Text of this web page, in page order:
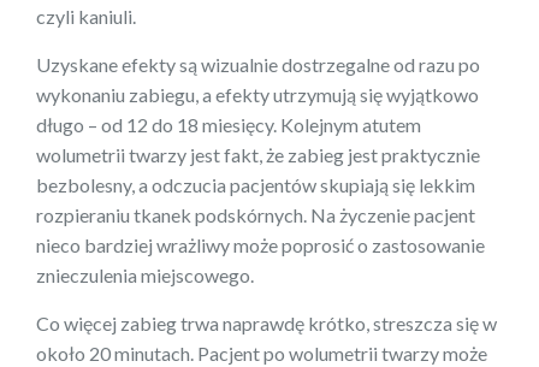
czyli kaniuli.
Uzyskane efekty są wizualnie dostrzegalne od razu po
wykonaniu zabiegu, a efekty utrzymują się wyjątkowo
długo – od 12 do 18 miesięcy. Kolejnym atutem
wolumetrii twarzy jest fakt, że zabieg jest praktycznie
bezbolesny, a odczucia pacjentów skupiają się lekkim
rozpieraniu tkanek podskórnych. Na życzenie pacjent
nieco bardziej wrażliwy może poprosić o zastosowanie
znieczulenia miejscowego.
Co więcej zabieg trwa naprawdę krótko, streszcza się w
około 20 minutach. Pacjent po wolumetrii twarzy może